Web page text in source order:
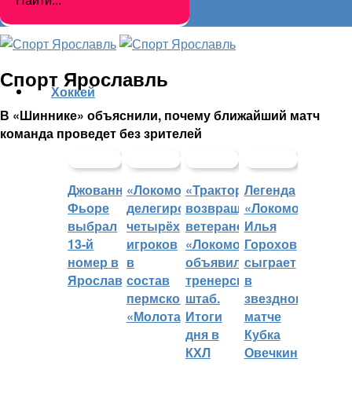
Спорт Ярославль
В «Шиннике» объяснили, почему ближайший матч
команда проведет без зрителей
Хоккей
Джованни
Фьоре
выбрал
13-й
номер в
Ярославле
«Локомотив»
делегировал
четырёх
игроков
в
состав
пермского
«Молота»
«Трактор»
возвращает
ветеранов,
«Локомотив»
объявил
тренерский
штаб.
Итоги
дня в
КХЛ
Легенда
«Локомотива»
Илья
Горохов
сыграет
в
звездном
матче
Кубка
Овечкина